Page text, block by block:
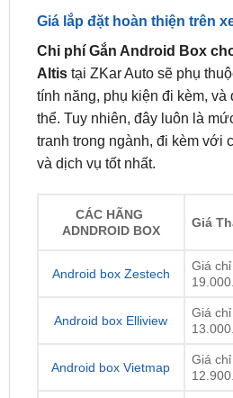
Altistại ZKar Auto sẽ phụ
tính năng, phụ kiện đi kèm, và
thể. Tuy nhiên, đây luôn là
tranh trong ngành, đi kèm với
và dịch vụ tốt nhất.
CÁC HÃNG
Android box Zestech
Giá chỉ
Android box Elliview
Giá
Android box Vietmap
Giá
Android box Safeview
Giá